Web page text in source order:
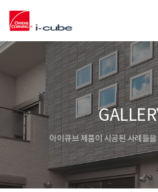
아이큐브 제품이 시공된 사례들